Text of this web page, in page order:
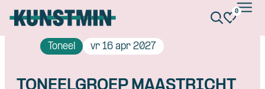
0
Toneel vr 16 apr 2027